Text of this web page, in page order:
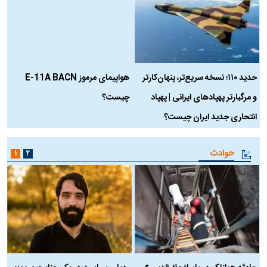
حدید ۱۱۰؛ نسخه سریع‌تر، پنهان‌کارتر
و مرگبارتر پهپادهای ایرانی | پهپاد
انتحاری جدید ایران چیست؟
هواپیمای مرموز E-11A BACN
چیست؟
حوادث ۱ ۲